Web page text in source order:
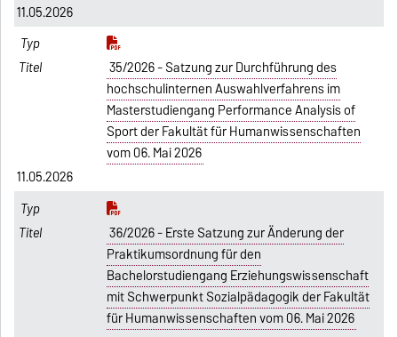
11.05.2026
35/2026 - Satzung zur Durchführung des
hochschulinternen Auswahlverfahrens im
Masterstudiengang Performance Analysis of
Sport der Fakultät für Humanwissenschaften
vom 06. Mai 2026
11.05.2026
36/2026 - Erste Satzung zur Änderung der
Praktikumsordnung für den
Bachelorstudiengang Erziehungswissenschaft
mit Schwerpunkt Sozialpädagogik der Fakultät
für Humanwissenschaften vom 06. Mai 2026